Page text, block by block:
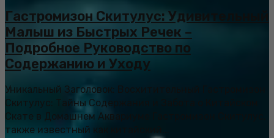
Гастромизон Скитулус: Удивительный
Малыш из Быстрых Речек –
Подробное Руководство по
Содержанию и Уходу
Уникальный Заголовок: Восхитительный Гастромизон
Скитулус: Тайны Содержания и Забота о Китайском
Скате в Домашнем Аквариуме Гастромизон Скитулус,
также известный как китайский...